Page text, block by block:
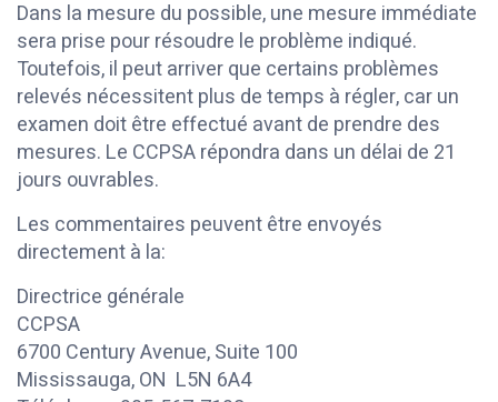
Dans la mesure du possible, une mesure immédiate
sera prise pour résoudre le problème indiqué.
Toutefois, il peut arriver que certains problèmes
relevés nécessitent plus de temps à régler, car un
examen doit être effectué avant de prendre des
mesures. Le CCPSA répondra dans un délai de 21
jours ouvrables.
Les commentaires peuvent être envoyés
directement à la:
Directrice générale
CCPSA
6700 Century Avenue, Suite 100
Mississauga, ON L5N 6A4